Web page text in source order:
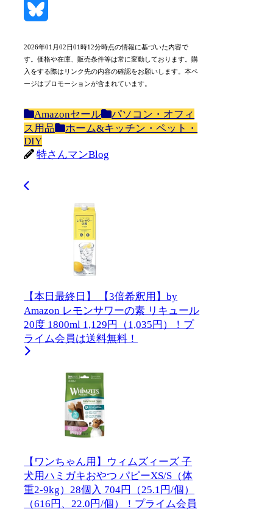
Mastodon
2026年01月02日01時12分時点の情報に基づいた内容で
す。価格や在庫、販売条件等は常に変動しております。購
入をする際はリンク先の内容の確認をお願いします。本ペ
ージはプロモーションが含まれています。
Amazonセール
パソコン・オフィ
ス用品
ホーム&キッチン・ペット・
DIY
特さんマンBlog
【本日最終日】 【3倍希釈用】by
Amazon レモンサワーの素 リキュール
20度 1800ml 1,129円（1,035円）！プ
ライム会員は送料無料！
【ワンちゃん用】ウィムズィーズ 子
犬用ハミガキおやつ パピーXS/S（体
重2-9kg）28個入 704円（25.1円/個）
（616円、22.0円/個）！プライム会員